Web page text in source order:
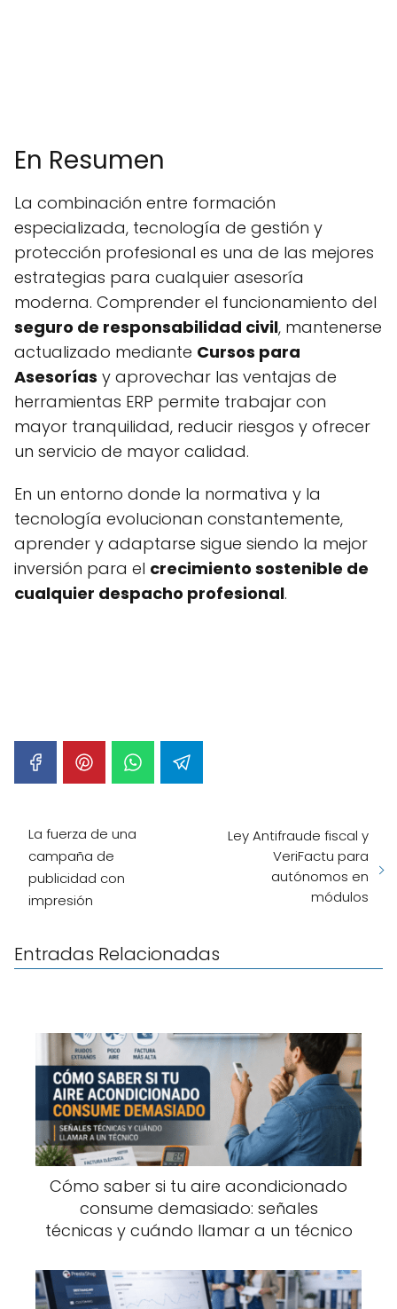
En Resumen
La combinación entre formación
especializada, tecnología de gestión y
protección profesional es una de las mejores
estrategias para cualquier asesoría
moderna. Comprender el funcionamiento del
seguro de responsabilidad civil, mantenerse
actualizado mediante Cursos para
Asesorías y aprovechar las ventajas de
herramientas ERP permite trabajar con
mayor tranquilidad, reducir riesgos y ofrecer
un servicio de mayor calidad.
En un entorno donde la normativa y la
tecnología evolucionan constantemente,
aprender y adaptarse sigue siendo la mejor
inversión para el crecimiento sostenible de
cualquier despacho profesional.
La fuerza de una
campaña de
publicidad con
impresión
Ley Antifraude fiscal y
VeriFactu para
autónomos en
módulos
Entradas Relacionadas
Cómo saber si tu aire acondicionado
consume demasiado: señales
técnicas y cuándo llamar a un técnico